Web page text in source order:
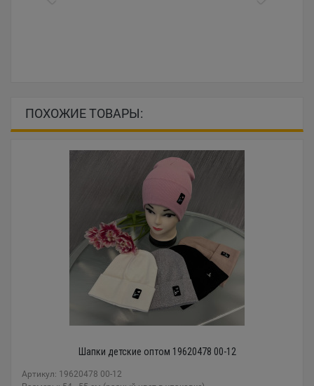
ПОХОЖИЕ ТОВАРЫ:
Шапки детские оптом 19620478 00-12
Артикул: 19620478 00-12